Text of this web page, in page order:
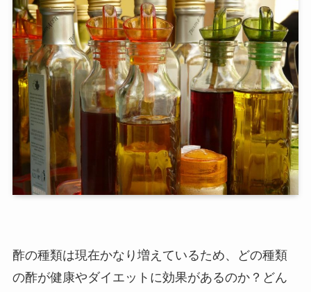
酢の種類は現在かなり増えているため、どの種類
の酢が健康やダイエットに効果があるのか？どん